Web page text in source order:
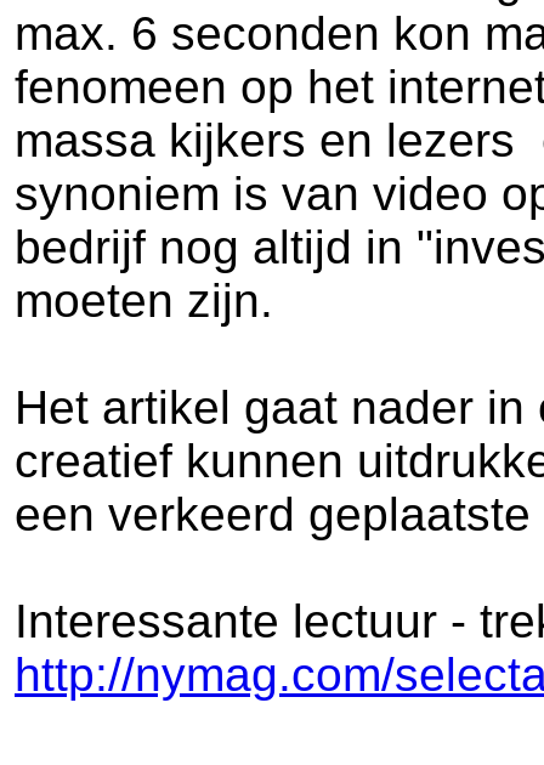
max. 6 seconden kon
fenomeen op het
massa kijkers en lezers
synoniem is van video
bedrijf nog altijd in
moeten zijn.
Het artikel gaat nader
creatief kunnen
een verkeerd
Interessante lectuur -
http://nymag.com/